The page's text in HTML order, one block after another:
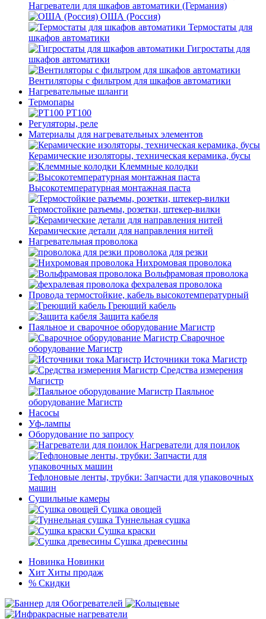
Нагреватели для шкафов автоматики (Германия)
ОША (Россия)
Термостаты для
шкафов автоматики
Гигростаты для
шкафов автоматики
Вентиляторы с фильтром для шкафов автоматики
Нагревательные шланги
Термопары
PT100
Регуляторы, реле
Материалы для нагревательных элементов
Керамические изоляторы, техническая керамика, бусы
Клеммные колодки
Высокотемпературная монтажная паста
Термостойкие разъемы, розетки, штекер-вилки
Керамические детали для направления нитей
Нагревательная проволока
проволока для резки
Нихромовая проволока
Вольфрамовая проволока
фехралевая проволока
Провода термостойкие, кабель высокотемпературный
Греющий кабель
Защита кабеля
Паяльное и сварочное оборудование Магистр
Сварочное
оборудование Магистр
Источники тока Магистр
Средства измерения
Магистр
Паяльное
оборудование Магистр
Насосы
Уф-лампы
Оборудование по запросу
Нагреватели для поилок
Тефлоновые ленты, трубки: Запчасти для упаковочных
машин
Сушильные камеры
Сушка овощей
Туннельная сушка
Сушка краски
Сушка древесины
Новинка Новинки
Хит Хиты продаж
% Скидки